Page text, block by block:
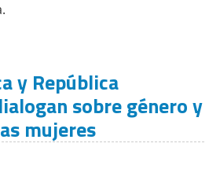
y República
sobre género y
mujeres